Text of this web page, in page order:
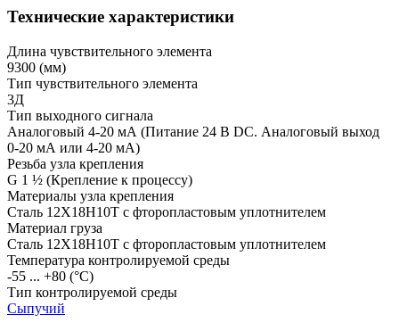
Технические характеристики
Длина чувствительного элемента
9300 (мм)
Тип чувствительного элемента
3Д
Тип выходного сигнала
Аналоговый 4-20 мА (Питание 24 В DC. Аналоговый выход
0-20 мА или 4-20 мА)
Резьба узла крепления
G 1 ½ (Крепление к процессу)
Материалы узла крепления
Сталь 12Х18Н10Т с фторопластовым уплотнителем
Материал груза
Сталь 12Х18Н10Т с фторопластовым уплотнителем
Температура контролируемой среды
-55 ... +80 (°С)
Тип контролируемой среды
Сыпучий